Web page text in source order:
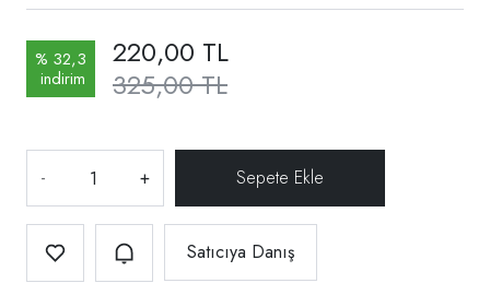
% 32,3
indirim
325,00 TL
220,00 TL
- +
Satıcıya Danış